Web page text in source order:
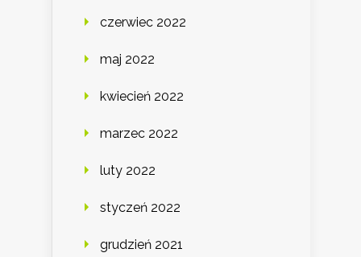
czerwiec 2022
maj 2022
kwiecień 2022
marzec 2022
luty 2022
styczeń 2022
grudzień 2021